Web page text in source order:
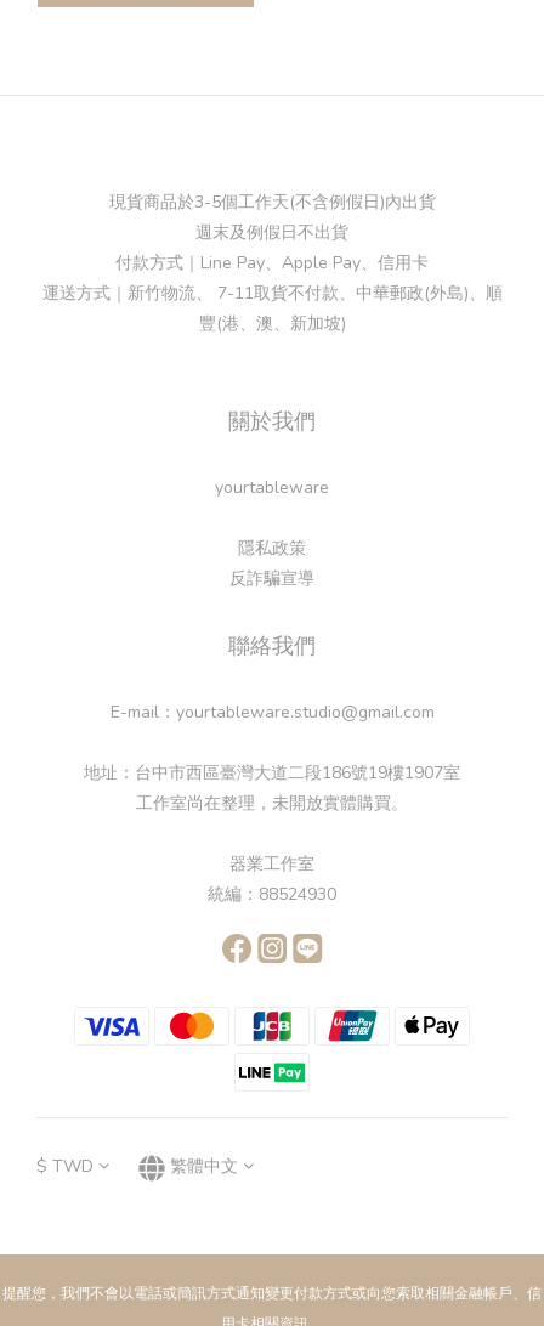
現貨商品於3-5個工作天(不含例假日)內出貨
週末及例假日不出貨
付款方式｜Line Pay、Apple Pay、信用卡
運送方式｜新竹物流、 7-11取貨不付款、中華郵政(外島)、順
豐(港、澳、新加坡)
關於我們
yourtableware
隱私政策
反詐騙宣導
聯絡我們
E-mail：yourtableware.studio@gmail.com
地址：台中市西區臺灣大道二段186號19樓1907室
工作室尚在整理，未開放實體購買。
器業工作室
統編：88524930
$ TWD 繁體中文
提醒您，我們不會以電話或簡訊方式通知變更付款方式或向您索取相關金融帳戶、信